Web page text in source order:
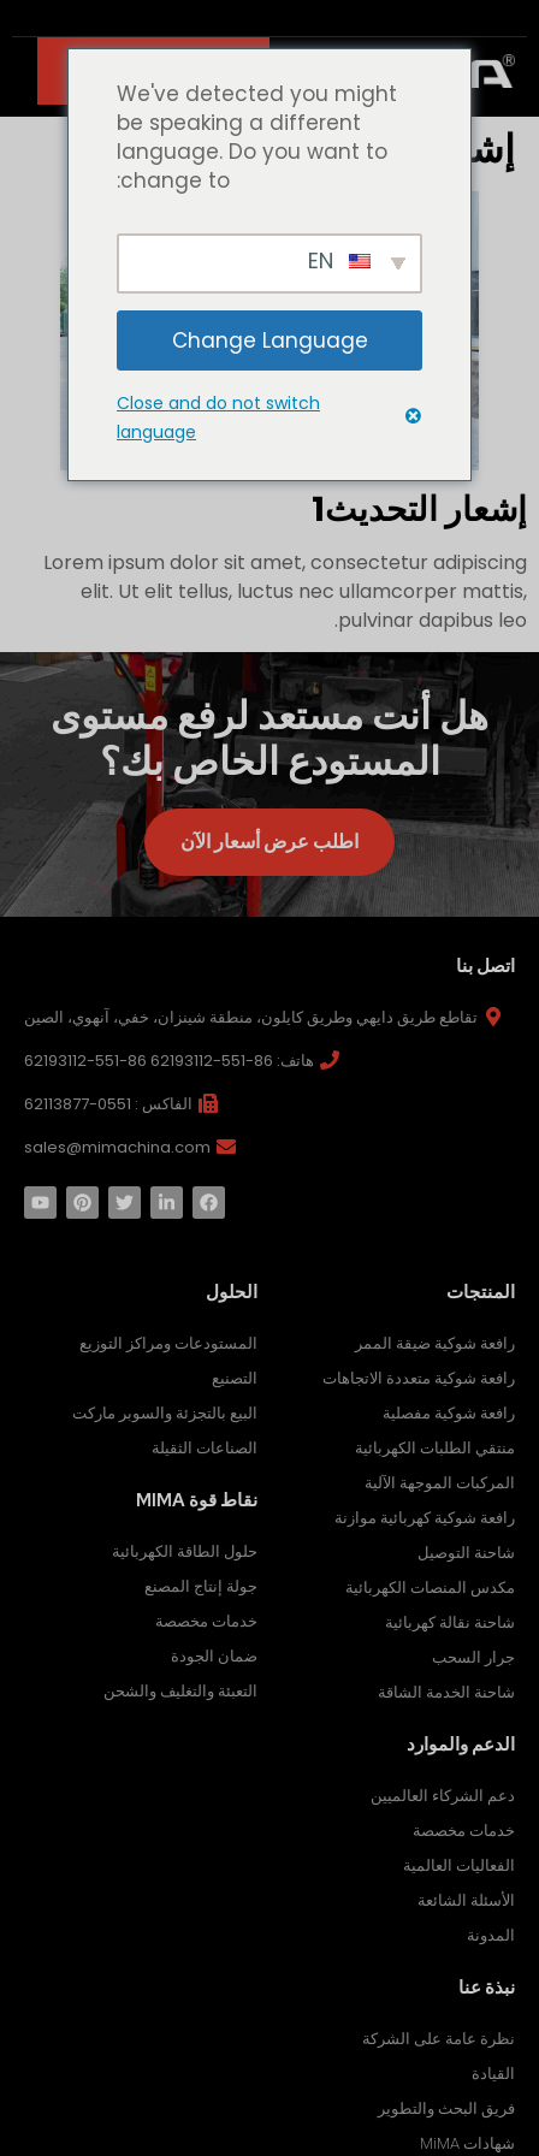
إشعار التحديث1
إشعار التحديث1
Lorem ipsum dolor sit amet, consectetur adipiscing
elit. Ut elit tellus, luctus nec ullamcorper mattis,
pulvinar dapibus leo.
هل أنت مستعد لرفع مستوى
المستودع الخاص بك؟
اطلب عرض أسعار الآن
اتصل بنا
تقاطع طريق دايهي وطريق كايلون، منطقة شينزان، خفي، آنهوي، الصين
هاتف: 86-551-62193112 86-551-62193112
الفاكس : 0551-62113877
sales@mimachina.com
المنتجات
رافعة شوكية ضيقة الممر
رافعة شوكية متعددة الاتجاهات
رافعة شوكية مفصلية
منتقي الطلبات الكهربائية
المركبات الموجهة الآلية
رافعة شوكية كهربائية موازنة
شاحنة التوصيل
مكدس المنصات الكهربائية
شاحنة نقالة كهربائية
جرار السحب
شاحنة الخدمة الشاقة
الحلول
المستودعات ومراكز التوزيع
التصنيع
البيع بالتجزئة والسوبر ماركت
الصناعات الثقيلة
نقاط قوة MIMA
حلول الطاقة الكهربائية
جولة إنتاج المصنع
خدمات مخصصة
ضمان الجودة
التعبئة والتغليف والشحن
الدعم والموارد
دعم الشركاء العالميين
خدمات مخصصة
الفعاليات العالمية
الأسئلة الشائعة
المدونة
نبذة عنا
نظرة عامة على الشركة
القيادة
فريق البحث والتطوير
شهادات MiMA
We've detected you might
be speaking a different
language. Do you want to
change to:
Change Language
Close and do not switch
language